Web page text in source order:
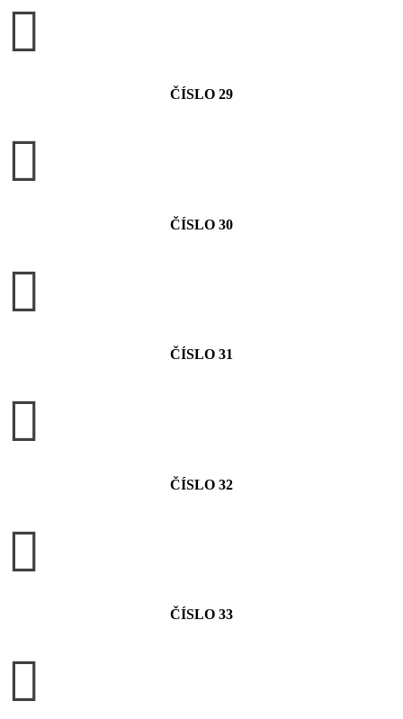

ČÍSLO 29

ČÍSLO 30

ČÍSLO 31

ČÍSLO 32

ČÍSLO 33
